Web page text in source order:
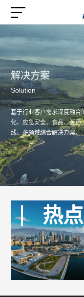
解决方案
Solution
基于行业客户需求深度融合
化、应急安全、食品、医药
线、多领域综合解决方案。
热